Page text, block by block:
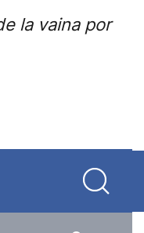
la vaina por